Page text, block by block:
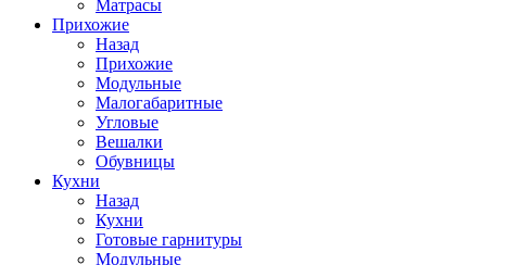
Матрасы
Прихожие
Назад
Прихожие
Модульные
Малогабаритные
Угловые
Вешалки
Обувницы
Кухни
Назад
Кухни
Готовые гарнитуры
Модульные